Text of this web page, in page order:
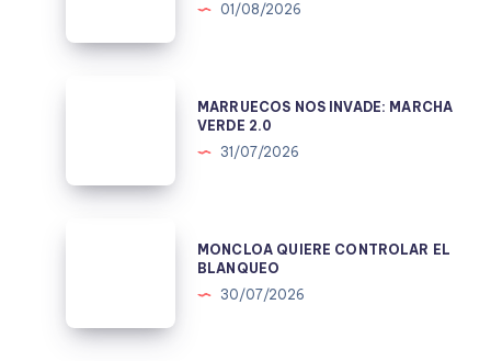
QUE
01/08/2026
VERDE
MARRUECOS NOS INVADE: MARCHA
VERDE 2.0
31/07/2026
BLANQUEO
MONCLOA QUIERE CONTROLAR EL
BLANQUEO
30/07/2026